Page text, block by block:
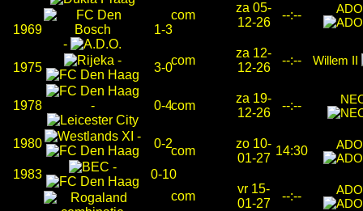
1969
-
1-3
1975
-
3-0
1978 - 0-4
1980
-
0-2
1983
-
0-10
com
za 05-
12-26
--:--
com
za 12-
12-26
--:-- Willem II
com
za 19-
12-26
--:--
com
zo 10-
01-27
14:30
com
vr 15-
01-27
--:--